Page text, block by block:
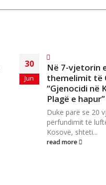
30
Jun
Në 7-vjetorin
themelimit të
“Gjenocidi në
Plagë e hapur”
Duke parë se 20
përfundimit të
Kosovë, shteti...
read more